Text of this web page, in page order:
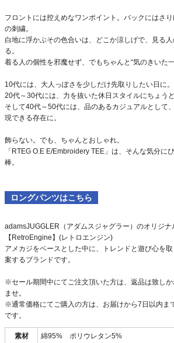
フロントには控えめなワンポイント。バックにはさ
の刺繍。
白地に浮かぶその色合いは、どこか涼しげで、見る
る。
着る人の個性を邪魔せず、でもちゃんと“気のきいた
10代には、大人っぽさを少しだけ先取りしたい日に。
20代～30代には、力を抜いた休日スタイルにちょう
そして40代～50代には、品のあるカジュアルとして
現できる存在に。
飾らない。でも、ちゃんとおしゃれ。
「RTEG O.E E/Embroidery TEE」は、そんな気分に
棒。
ロングパンツはこちら
adamsJUGGLER（アダムスジャグラー）のオリジナ
【RetroEngine】(レトロエンジン)
アメカジをベースとした中に、トレンドと遊び心を
案するブランドです。
※セール期間中にてご注文頂いた方は、返品は致し
ませ。
※通常価格にてご購入の方は、お届けから7日以内ま
です。
素材 綿95% ポリウレタン5%